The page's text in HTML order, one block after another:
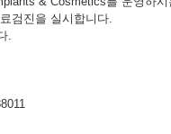
검진을 실시합니다.
.